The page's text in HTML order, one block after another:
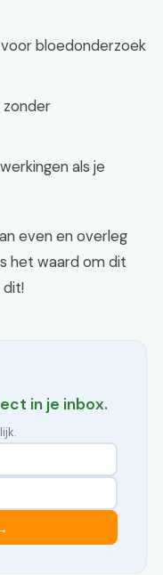
bloedonderzoek
zonder
als je
even en overleg
het waard om dit
dit!
in je inbox.